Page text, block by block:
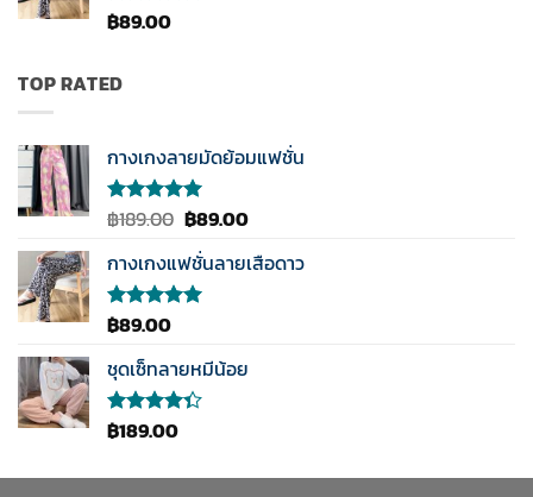
ให้คะแนน
คะแนน
฿89.00
TOP RATED
กางเกงลายมัดย้อมแฟชั่น
ให้คะแนน
คะแนน
฿189.00 Original
was:
฿189.00.
฿89.00Current
is:
กางเกงแฟชั่นลายเสือดาว
ให้คะแนน
คะแนน
฿89.00
ชุดเซ็ทลายหมีน้อย
ให้
฿189.00